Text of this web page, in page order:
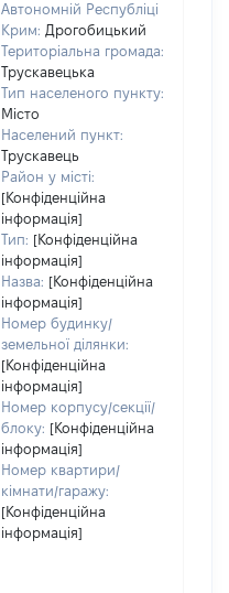
Автономній Республіці
Крим: Дрогобицький
Територіальна громада:
Трускавецька
Тип населеного пункту:
Місто
Населений пункт:
Трускавець
Район у місті:
[Конфіденційна
інформація]
Тип: [Конфіденційна
інформація]
Назва: [Конфіденційна
інформація]
Номер будинку/
земельної ділянки:
[Конфіденційна
інформація]
Номер корпусу/секції/
блоку: [Конфіденційна
інформація]
Номер квартири/
кімнати/гаражу:
[Конфіденційна
інформація]